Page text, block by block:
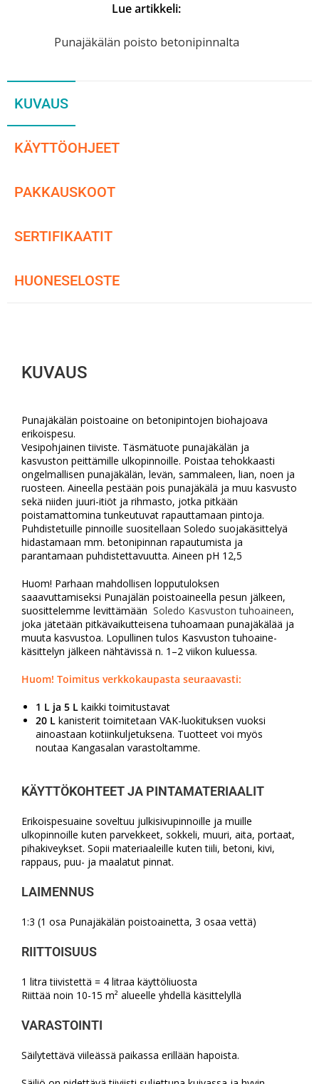
Lue artikkeli:
Punajäkälän poisto betonipinnalta
KUVAUS
KÄYTTÖOHJEET
PAKKAUSKOOT
SERTIFIKAATIT
HUONESELOSTE
KUVAUS
Punajäkälän poistoaine on betonipintojen biohajoava
erikoispesu.
Vesipohjainen tiiviste. Täsmätuote punajäkälän ja
kasvuston peittämille ulkopinnoille. Poistaa tehokkaasti
ongelmallisen punajäkälän, levän, sammaleen, lian, noen ja
ruosteen. Aineella pestään pois punajäkälä ja muu kasvusto
sekä niiden juuri-itiöt ja rihmasto, jotka pitkään
poistamattomina tunkeutuvat rapauttamaan pintoja.
Puhdistetuille pinnoille suositellaan Soledo suojakäsittelyä
hidastamaan mm. betonipinnan rapautumista ja
parantamaan puhdistettavuutta. Aineen pH 12,5
Huom! Parhaan mahdollisen lopputuloksen
saaavuttamiseksi Punajälän poistoaineella pesun jälkeen,
suosittelemme levittämään Soledo Kasvuston tuhoaineen,
joka jätetään pitkävaikutteisena tuhoamaan punajäkälää ja
muuta kasvustoa. Lopullinen tulos Kasvuston tuhoaine-
käsittelyn jälkeen nähtävissä n. 1–2 viikon kuluessa.
Huom! Toimitus verkkokaupasta seuraavasti:
1 L ja 5 L kaikki toimitustavat
20 L kanisterit toimitetaan VAK-luokituksen vuoksi
ainoastaan kotiinkuljetuksena. Tuotteet voi myös
noutaa Kangasalan varastoltamme.
KÄYTTÖKOHTEET JA PINTAMATERIAALIT
Erikoispesuaine soveltuu julkisivupinnoille ja muille
ulkopinnoille kuten parvekkeet, sokkeli, muuri, aita, portaat,
pihakiveykset. Sopii materiaaleille kuten tiili, betoni, kivi,
rappaus, puu- ja maalatut pinnat.
LAIMENNUS
1:3 (1 osa Punajäkälän poistoainetta, 3 osaa vettä)
RIITTOISUUS
1 litra tiivistettä = 4 litraa käyttöliuosta
Riittää noin 10-15 m² alueelle yhdellä käsittelyllä
VARASTOINTI
Säilytettävä viileässä paikassa erillään hapoista.